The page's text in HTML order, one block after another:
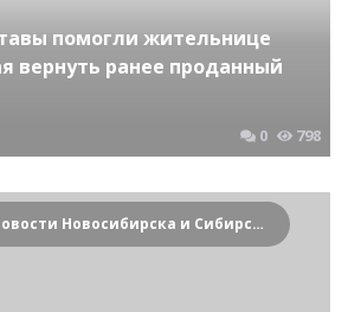
помогли жительнице
вернуть ранее проданный
0 798
Криминальные новости Новосибирска и Сибирского региона